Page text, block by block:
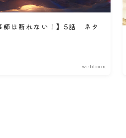
師は断れない！】5話 ネタ
webtoon